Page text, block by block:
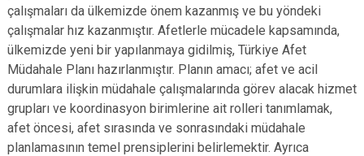
çalışmaları da ülkemizde önem kazanmış ve bu yöndeki
çalışmalar hız kazanmıştır. Afetlerle mücadele kapsamında,
ülkemizde yeni bir yapılanmaya gidilmiş, Türkiye Afet
Müdahale Planı hazırlanmıştır. Planın amacı; afet ve acil
durumlara ilişkin müdahale çalışmalarında görev alacak hizmet
grupları ve koordinasyon birimlerine ait rolleri tanımlamak,
afet öncesi, afet sırasında ve sonrasındaki müdahale
planlamasının temel prensiplerini belirlemektir. Ayrıca